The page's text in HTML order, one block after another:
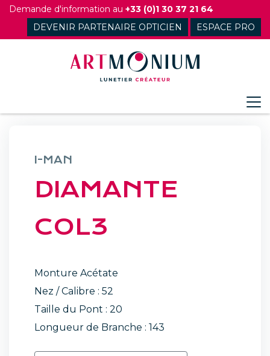
Skip
content
Demande d'information au +33 (0)1 30 37 21 64
DEVENIR PARTENAIRE OPTICIEN
ESPACE PRO
I-MAN
DIAMANTE
COL3
Monture Acétate
Nez / Calibre : 52
Taille du Pont : 20
Longueur de Branche : 143